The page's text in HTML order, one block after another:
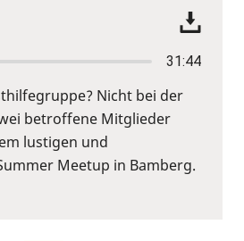
31:44
Nicht bei der
betroffene Mitglieder
lustigen und
Meetup in Bamberg.